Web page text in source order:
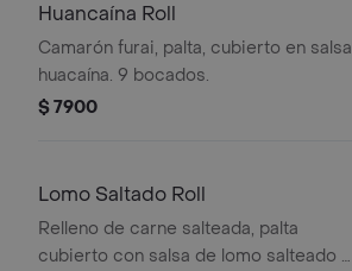
Huancaína Roll
Camarón furai, palta, cubierto en salsa
huacaína. 9 bocados.
$ 7900
Lomo Saltado Roll
Relleno de carne salteada, palta
cubierto con salsa de lomo salteado y